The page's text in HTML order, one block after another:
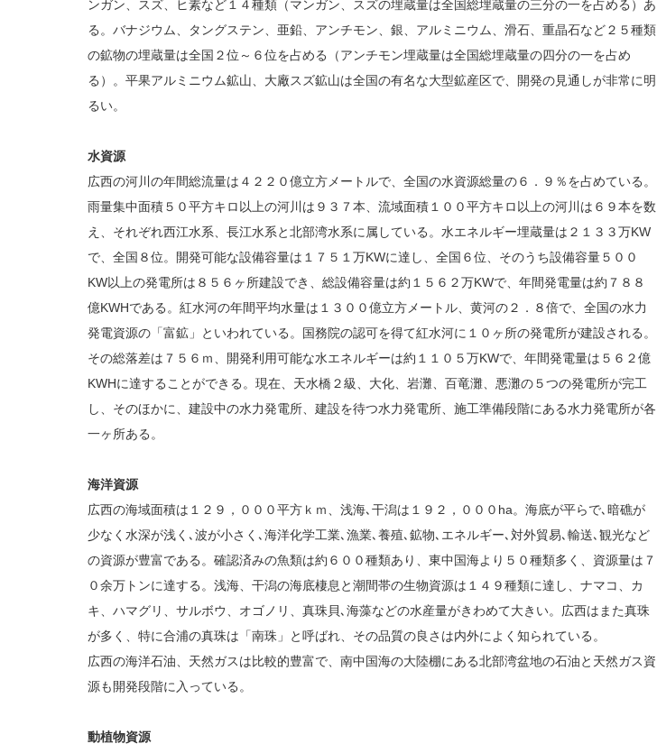
ンガン、スズ、ヒ素など１４種類（マンガン、スズの埋蔵量は全国総埋蔵量の三分の一を占める）あ
る。バナジウム、タングステン、亜鉛、アンチモン、銀、アルミニウム、滑石、重晶石など２５種類
の鉱物の埋蔵量は全国２位～６位を占める（アンチモン埋蔵量は全国総埋蔵量の四分の一を占め
る）。平果アルミニウム鉱山、大廠スズ鉱山は全国の有名な大型鉱産区で、開発の見通しが非常に明
るい。
水資源
広西の河川の年間総流量は４２２０億立方メートルで、全国の水資源総量の６．９％を占めている。
雨量集中面積５０平方キロ以上の河川は９３７本、流域面積１００平方キロ以上の河川は６９本を数
え、それぞれ西江水系、長江水系と北部湾水系に属している。水エネルギー埋蔵量は２１３３万KW
で、全国８位。開発可能な設備容量は１７５１万KWに達し、全国６位、そのうち設備容量５００
KW以上の発電所は８５６ヶ所建設でき、総設備容量は約１５６２万KWで、年間発電量は約７８８
億KWHである。紅水河の年間平均水量は１３００億立方メートル、黄河の２．８倍で、全国の水力
発電資源の「富鉱」といわれている。国務院の認可を得て紅水河に１０ヶ所の発電所が建設される。
その総落差は７５６ｍ、開発利用可能な水エネルギーは約１１０５万KWで、年間発電量は５６２億
KWHに達することができる。現在、天水橋２級、大化、岩灘、百竜灘、悪灘の５つの発電所が完工
し、そのほかに、建設中の水力発電所、建設を待つ水力発電所、施工準備段階にある水力発電所が各
一ヶ所ある。
海洋資源
広西の海域面積は１２９，０００平方ｋｍ、浅海､干潟は１９２，０００ha。海底が平らで､暗礁が
少なく水深が浅く､波が小さく､海洋化学工業､漁業､養殖､鉱物､エネルギー､対外貿易､輸送､観光など
の資源が豊富である。確認済みの魚類は約６００種類あり、東中国海より５０種類多く、資源量は７
０余万トンに達する。浅海、干潟の海底棲息と潮間帯の生物資源は１４９種類に達し、ナマコ、カ
キ、ハマグリ、サルボウ、オゴノリ、真珠貝､海藻などの水産量がきわめて大きい。広西はまた真珠
が多く、特に合浦の真珠は「南珠」と呼ばれ、その品質の良さは内外によく知られている。
広西の海洋石油、天然ガスは比較的豊富で、南中国海の大陸棚にある北部湾盆地の石油と天然ガス資
源も開発段階に入っている。
動植物資源